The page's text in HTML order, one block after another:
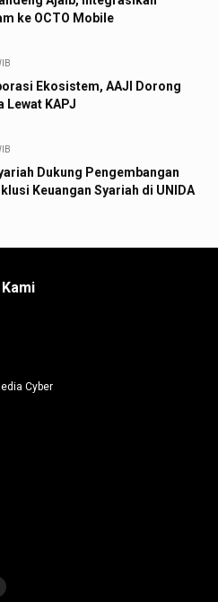
ke OCTO Mobile
Ekosistem, AAJI Dorong
Lewat KAPJ
Dukung Pengembangan
Keuangan Syariah di UNIDA
Cyber